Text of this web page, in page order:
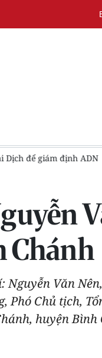
triển mới trong tư
Chánh
Nguyễn Văn
Phó Chủ tịch,
huyện